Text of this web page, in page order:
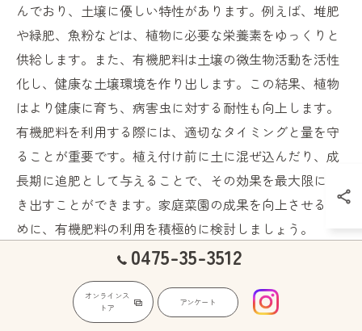
んでおり、土壌に優しい特性があります。例えば、堆肥
や緑肥、魚粉などは、植物に必要な栄養素をゆっくりと
供給します。また、有機肥料は土壌の微生物活動を活性
化し、健康な土壌環境を作り出します。この結果、植物
はより健康に育ち、病害虫に対する耐性も向上します。
有機肥料を利用する際には、適切なタイミングと量を守
ることが重要です。植え付け前に土に混ぜ込んだり、成
長期に追肥として与えることで、その効果を最大限に引
き出すことができます。家庭菜園の成果を向上させるた
めに、有機肥料の利用を積極的に検討しましょう。
家庭菜園の土壌改良スケジュール
家庭菜園を成功させるためには、計画的な土壌改良が欠
0475-35-3512
オンラインス
トア
アンケート